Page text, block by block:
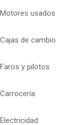
Motores usados
Cajas de cambio
Faros y pilotos
Carrocería
Electricidad